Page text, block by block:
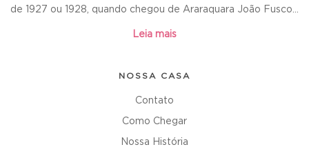
de 1927 ou 1928, quando chegou de Araraquara João Fusco...
Leia mais
NOSSA CASA
Contato
Como Chegar
Nossa História